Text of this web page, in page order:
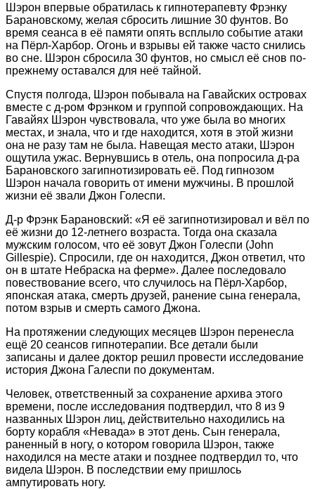
Шэрон впервые обратилась к гипнотерапевту Фрэнку
Барановскому, желая сбросить лишние 30 фунтов. Во
время сеанса в её памяти опять всплыло событие атаки
на Пёрл-Харбор. Огонь и взрывы ей также часто снились
во сне. Шэрон сбросила 30 фунтов, но смысл её снов по-
прежнему оставался для неё тайной.
Спустя полгода, Шэрон побывала на Гавайских островах
вместе с д-ром Фрэнком и группой сопровождающих. На
Гавайях Шэрон чувствовала, что уже была во многих
местах, и знала, что и где находится, хотя в этой жизни
она не разу там не была. Навещая место атаки, Шэрон
ощутила ужас. Вернувшись в отель, она попросила д-ра
Барановского загипнотизировать её. Под гипнозом
Шэрон начала говорить от имени мужчины. В прошлой
жизни её звали Джон Голеспи.
Д-р Фрэнк Барановский: «Я её загипнотизировал и вёл по
её жизни до 12-летнего возраста. Тогда она сказала
мужским голосом, что её зовут Джон Голеспи (John
Gillespie). Спросили, где он находится, Джон ответил, что
он в штате Небраска на ферме». Далее последовало
повествование всего, что случилось на Пёрл-Харбор,
японская атака, смерть друзей, ранение сына генерала,
потом взрыв и смерть самого Джона.
На протяжении следующих месяцев Шэрон перенесла
ещё 20 сеансов гипнотерапии. Все детали были
записаны и далее доктор решил провести исследование
история Джона Галеспи по документам.
Человек, ответственный за сохранение архива этого
времени, после исследования подтвердил, что 8 из 9
названных Шэрон лиц, действительно находились на
борту корабля «Невада» в этот день. Сын генерала,
раненный в ногу, о котором говорила Шэрон, также
находился на месте атаки и позднее подтвердил то, что
видела Шэрон. В последствии ему пришлось
ампутировать ногу.